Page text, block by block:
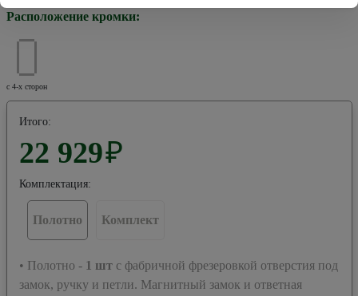
Расположение кромки:
с 4-х сторон
Итого:
22 929₽
Комплектация:
Полотно Комплект
• Полотно - 1 штс фабричной фрезеровкой отверстия под
замок, ручку и петли. Магнитный замок и ответная